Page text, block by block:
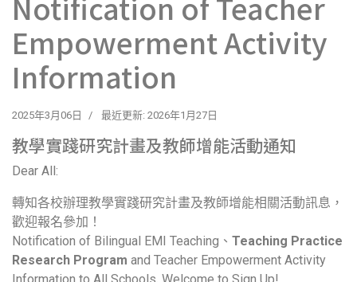
Empowerment Activity
Information
2025年3月06日 最近更新: 2026年1月27日
教學實踐研究計畫及教師增能活動通知
Dear All:
轉知各校辦理教學實踐研究計畫及教師增能相關活動訊息，
歡迎報名參加！
Notification of Bilingual EMI Teaching、 Teaching Practice
Research Program and Teacher Empowerment Activity